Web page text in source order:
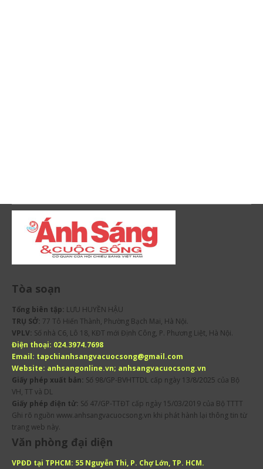
Tòa soạn
Tổng biên tập: LƯU HUYỀN HẬU
TRỤ SỞ: 77 Tô Hiến Thành, Phường Bạch Mai, Hà Nội.
VPLV: Số nhà C6, Lô 18, KĐT mới Định Công, P. Phương Liệt, Hà Nội.
Điện thoại: 024.3974.7698
Email: tapchianhsangvacuocsong@gmail.com
Website: anhsangonline.vn; anhsangvacuocsong.vn
Giấy phép xuất bản: Số 98/GP-BVHTTDL cấp ngày 13/8/2025 của Bộ
VH, TT và DL
Giấy phép điện tử: Số 47/GP-TTĐT cấp ngày 15/03/2019 của Bộ TTTT
Ghi rõ nguồn www.anhsangvacuocsong.vn khi phát hành lại thông tin từ
trang web này.
Văn phòng đại diện
VPĐD tại TPHCM: 55 Nguyễn Thi, P. Chợ Lớn, TP. HCM.